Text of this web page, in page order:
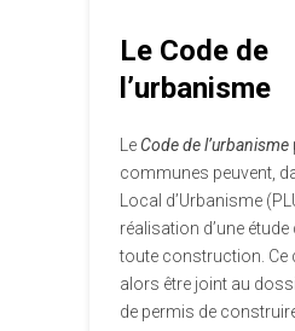
Le Code de
l’urbanisme
Le Code de l’urbanisme
communes peuvent,
Local d’Urbanisme
réalisation d’une
toute construction. Ce
alors être joint au
de permis de